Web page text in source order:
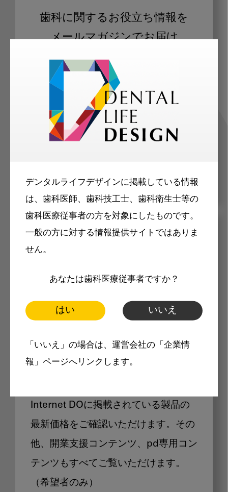
デンタルライフデザインに掲載している情報
は、歯科医師、歯科技工士、歯科衛生士等の
歯科医療従事者の方を対象にしたものです。
一般の方に対する情報提供サイトではありま
せん。
あなたは歯科医療従事者ですか？
はい いいえ
「いいえ」の場合は、運営会社の「企業情
報」ページへリンクします。
歯科に関するお役立ち情報を
メールマガジンでお届け
ご登録いただいた職種（歯科医師、歯
科衛生士、歯科技工士）に合わせた内
容のメールマガジンをお届けします。
メリット
製品価格も閲覧可能
Internet DOに掲載されている製品の
最新価格をご確認いただけます。その
他、開業支援コンテンツ、pd専用コン
テンツもすべてご覧いただけます。
（希望者のみ）